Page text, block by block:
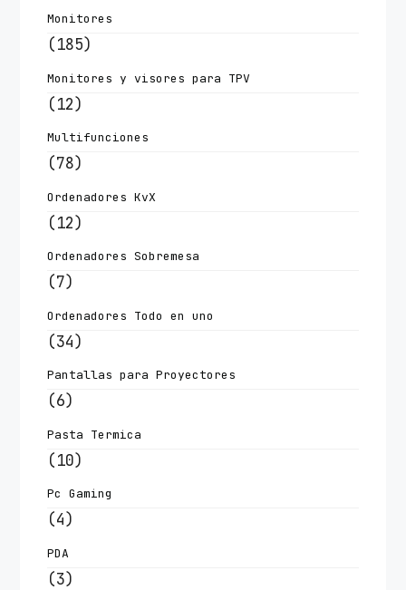
Monitores
(185)
Monitores y visores para TPV
(12)
Multifunciones
(78)
Ordenadores KvX
(12)
Ordenadores Sobremesa
(7)
Ordenadores Todo en uno
(34)
Pantallas para Proyectores
(6)
Pasta Termica
(10)
Pc Gaming
(4)
PDA
(3)